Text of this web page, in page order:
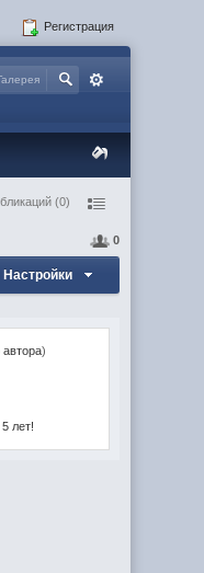
Регистрация
(0)
0
Настройки
)
лет!